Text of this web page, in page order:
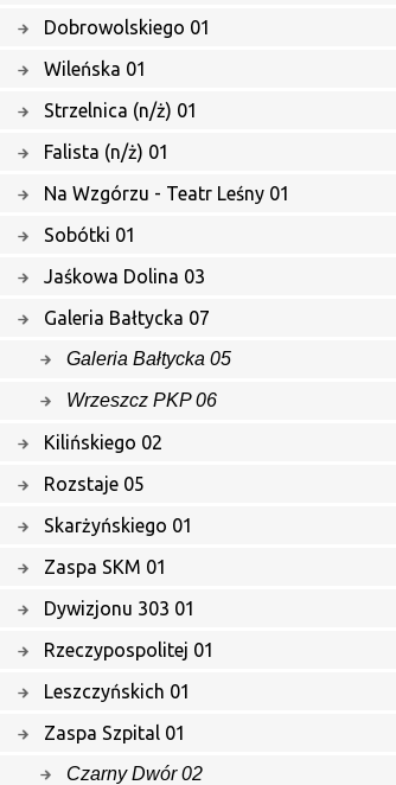
Dobrowolskiego 01
Wileńska 01
Strzelnica (n/ż) 01
Falista (n/ż) 01
Na Wzgórzu - Teatr Leśny 01
Sobótki 01
Jaśkowa Dolina 03
Galeria Bałtycka 07
Galeria Bałtycka 05
Wrzeszcz PKP 06
Kilińskiego 02
Rozstaje 05
Skarżyńskiego 01
Zaspa SKM 01
Dywizjonu 303 01
Rzeczypospolitej 01
Leszczyńskich 01
Zaspa Szpital 01
Czarny Dwór 02